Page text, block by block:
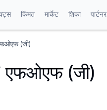
किंमत मार्केट शिका पार्टनर
(जी)
एफओएफ (जी)